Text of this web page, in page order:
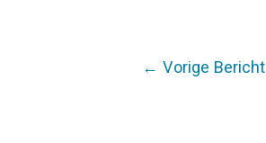
Bericht
← Vorige Bericht